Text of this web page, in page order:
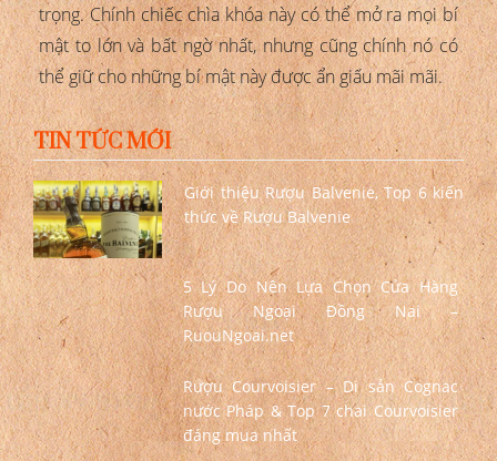
trọng. Chính chiếc chìa khóa này có thể mở ra mọi bí
mật to lớn và bất ngờ nhất, nhưng cũng chính nó có
thể giữ cho những bí mật này được ẩn giấu mãi mãi.
TIN TỨC MỚI
Giới thiệu Rượu Balvenie, Top 6 kiến
thức về Rượu Balvenie
5 Lý Do Nên Lựa Chọn Cửa Hàng
Rượu Ngoại Đồng Nai –
RuouNgoai.net
Rượu Courvoisier – Di sản Cognac
nước Pháp & Top 7 chai Courvoisier
đáng mua nhất